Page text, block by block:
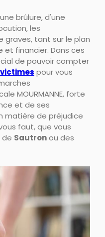
brûlure, d'une
les
tant sur le plan
et financier. Dans ces
de pouvoir compter
pour vous
MOURMANNE, forte
et de ses
matière de préjudice
faut, que vous
de Sautronou des